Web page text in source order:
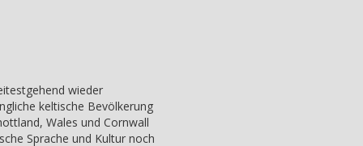
wieder
keltische Bevölkerung
Wales und Cornwall
Sprache und Kultur noch